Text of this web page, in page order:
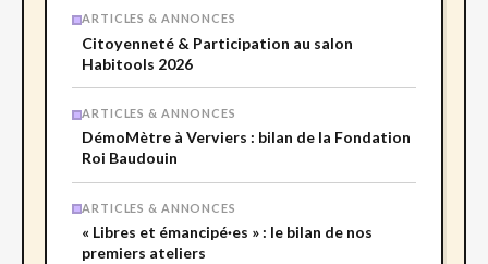
ARTICLES & ANNONCES
Citoyenneté & Participation au salon
Habitools 2026
ARTICLES & ANNONCES
DémoMètre à Verviers : bilan de la Fondation
Roi Baudouin
ARTICLES & ANNONCES
« Libres et émancipé·es » : le bilan de nos
premiers ateliers